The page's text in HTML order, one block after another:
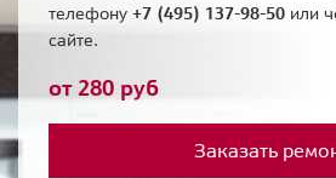
телефону +7 (495) 137-98-50 или
сайте.
от 280 руб
Заказать